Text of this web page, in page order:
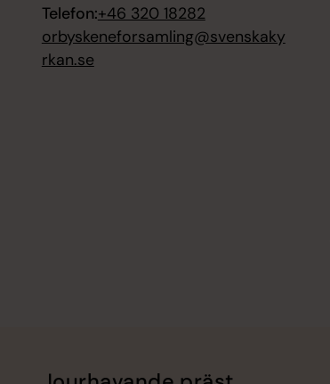
Telefon:+46 320 18282
orbyskeneforsamling@svenskaky
rkan.se